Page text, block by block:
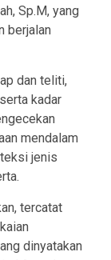
Sp.M, yang
berjalan
dan teliti,
kadar
mendalam
jenis
tercatat
dinyatakan